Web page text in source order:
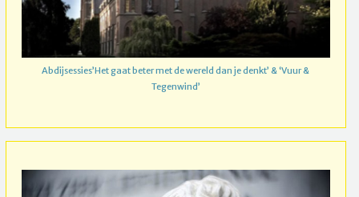
Abdijsessies’Het gaat beter met de wereld dan je denkt’ & ‘Vuur &
Tegenwind’